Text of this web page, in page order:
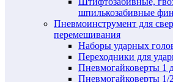
шпилькозабивные
Пневмоинструмент для
перемешивания
Наборы ударных
Переходники для
Пневмогайковерты 1
Пневмогайковерты